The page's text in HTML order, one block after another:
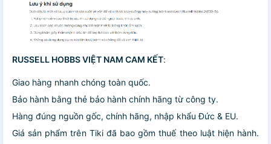
RUSSELL HOBBS VIỆT NAM CAM KẾT:
Giao hàng nhanh chóng toàn quốc.
Bảo hành bằng thẻ bảo hành chính hãng từ công ty.
Hàng đúng nguồn gốc, chính hãng, nhập khẩu Đức & EU.
Giá sản phẩm trên Tiki đã bao gồm thuế theo luật hiện hành.